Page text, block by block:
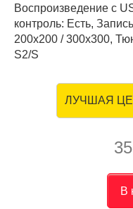
Воспроизведение с
контроль: Есть,
200x200 / 300x300,
S2/S
ЛУЧШАЯ
В